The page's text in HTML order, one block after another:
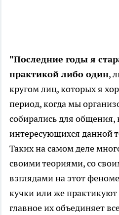
"Последние годы я
практикой либо один,
кругом лиц, которых я
период, когда мы
собирались для общения,
интересующихся данной
Таких на самом деле
своими теориями, со
взглядами на этот
кучки или же
главное их объединяет